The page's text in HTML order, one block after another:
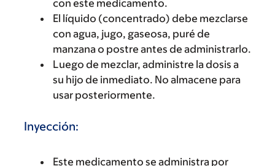
con este medicamento.
El líquido (concentrado) debe mezclarse
con agua, jugo, gaseosa, puré de
manzana o postre antes de administrarlo.
Luego de mezclar, administre la dosis a
su hijo de inmediato. No almacene para
usar posteriormente.
Inyección:
Este medicamento se administra por